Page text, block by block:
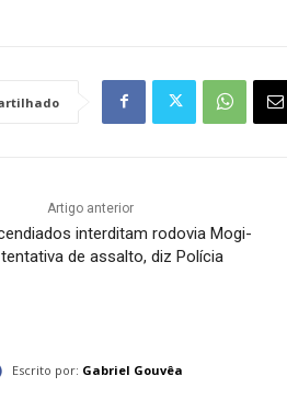
Artigo anterior
interditam rodovia Mogi-
de assalto, diz Polícia
Escrito por: Gabriel Gouvêa